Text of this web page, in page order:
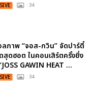
: 34
ลภาพ “จอส-กวิน” จัดปาร์ตี้
สุดฮอต ในคอนเสิร์ตครั้งยิ่ง
GAWIN HEAT ...
: 34